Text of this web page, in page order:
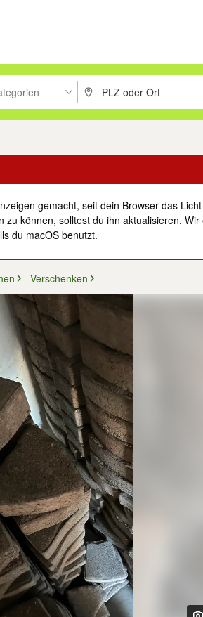
suchen, oder Vorschläge mit den
PLZ oder Ort eingeben.
gemacht, seit dein Browser das
zu können, solltest du ihn aktualisieren.
du macOS benutzt.
Verschenken